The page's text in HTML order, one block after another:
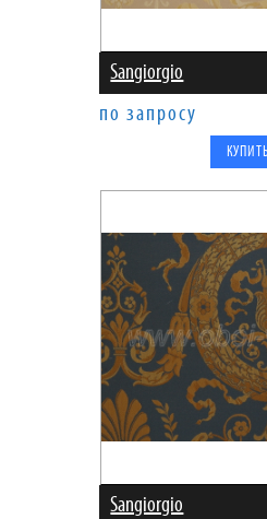
Sangiorgio
по запросу
Sangiorgio